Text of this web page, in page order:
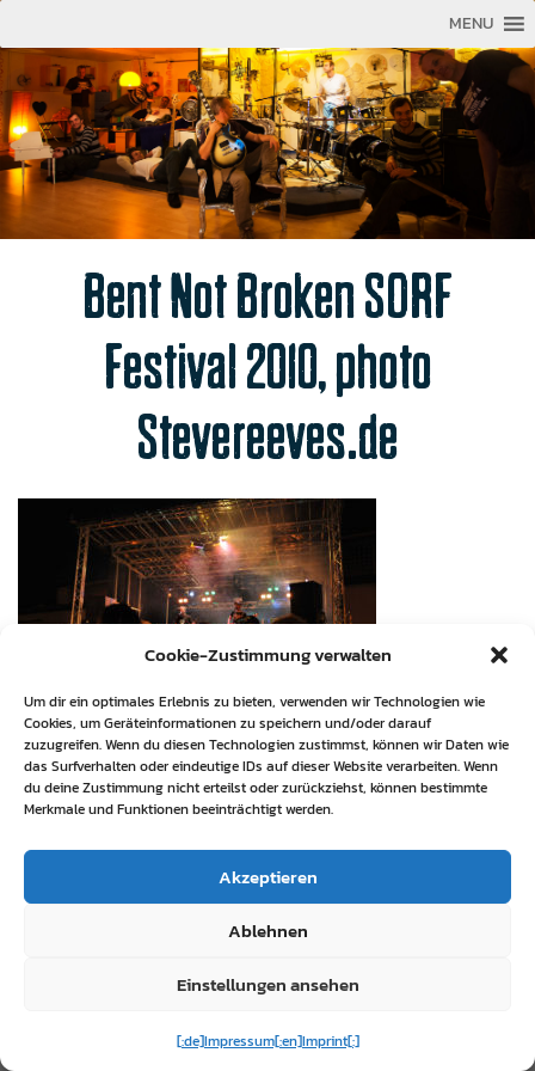
Cookie-Zustimmung verwalten
Um dir ein optimales Erlebnis zu bieten, verwenden wir Technologien wie
Cookies, um Geräteinformationen zu speichern und/oder darauf
zuzugreifen. Wenn du diesen Technologien zustimmst, können wir Daten wie
das Surfverhalten oder eindeutige IDs auf dieser Website verarbeiten. Wenn
du deine Zustimmung nicht erteilst oder zurückziehst, können bestimmte
Merkmale und Funktionen beeinträchtigt werden.
Akzeptieren
Ablehnen
Einstellungen ansehen
[:de]Impressum[:en]Imprint[:]
MENU
Bent Not Broken SORF
Festival 2010, photo
Stevereeves.de
Bent Not Broken SORF Festival 2010, photo
Stevereeves.de